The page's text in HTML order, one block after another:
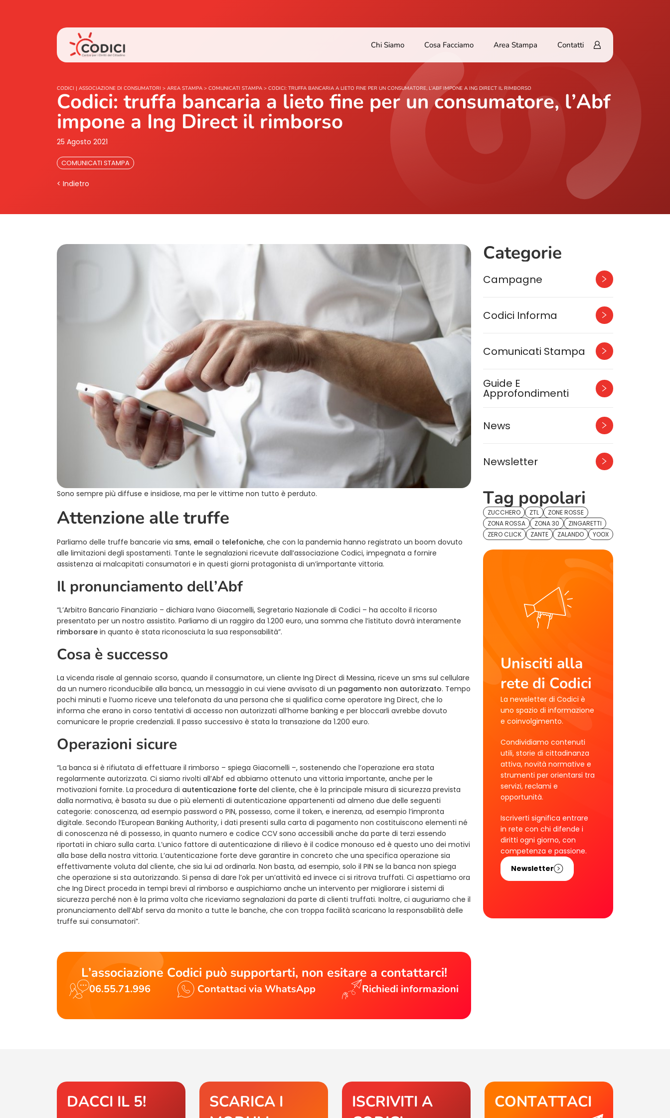
Chi Siamo Cosa Facciamo Area Stampa Contatti
CODICI | ASSOCIAZIONE DI CONSUMATORI > AREA STAMPA > COMUNICATI STAMPA > CODICI: TRUFFA BANCARIA A LIETO FINE PER UN CONSUMATORE, L’ABF IMPONE A ING DIRECT IL RIMBORSO
Codici: truffa bancaria a lieto fine per un consumatore, l’Abf
impone a Ing Direct il rimborso
25 Agosto 2021
COMUNICATI STAMPA
< Indietro
Sono sempre più diffuse e insidiose, ma per le vittime non tutto è perduto.
Attenzione alle truffe
Parliamo delle truffe bancarie via sms, email o telefoniche, che con la pandemia hanno registrato un boom dovuto
alle limitazioni degli spostamenti. Tante le segnalazioni ricevute dall’associazione Codici, impegnata a fornire
assistenza ai malcapitati consumatori e in questi giorni protagonista di un’importante vittoria.
Il pronunciamento dell’Abf
“L’Arbitro Bancario Finanziario – dichiara Ivano Giacomelli, Segretario Nazionale di Codici – ha accolto il ricorso
presentato per un nostro assistito. Parliamo di un raggiro da 1.200 euro, una somma che l’istituto dovrà interamente
rimborsare in quanto è stata riconosciuta la sua responsabilità”.
Cosa è successo
La vicenda risale al gennaio scorso, quando il consumatore, un cliente Ing Direct di Messina, riceve un sms sul cellulare
da un numero riconducibile alla banca, un messaggio in cui viene avvisato di un pagamento non autorizzato. Tempo
pochi minuti e l’uomo riceve una telefonata da una persona che si qualifica come operatore Ing Direct, che lo
informa che erano in corso tentativi di accesso non autorizzati all’home banking e per bloccarli avrebbe dovuto
comunicare le proprie credenziali. Il passo successivo è stata la transazione da 1.200 euro.
Operazioni sicure
“La banca si è rifiutata di effettuare il rimborso – spiega Giacomelli –, sostenendo che l’operazione era stata
regolarmente autorizzata. Ci siamo rivolti all’Abf ed abbiamo ottenuto una vittoria importante, anche per le
motivazioni fornite. La procedura di autenticazione forte del cliente, che è la principale misura di sicurezza prevista
dalla normativa, è basata su due o più elementi di autenticazione appartenenti ad almeno due delle seguenti
categorie: conoscenza, ad esempio password o PIN, possesso, come il token, e inerenza, ad esempio l’impronta
digitale. Secondo l’European Banking Authority, i dati presenti sulla carta di pagamento non costituiscono elementi né
di conoscenza né di possesso, in quanto numero e codice CCV sono accessibili anche da parte di terzi essendo
riportati in chiaro sulla carta. L’unico fattore di autenticazione di rilievo è il codice monouso ed è questo uno dei motivi
alla base della nostra vittoria. L’autenticazione forte deve garantire in concreto che una specifica operazione sia
effettivamente voluta dal cliente, che sia lui ad ordinarla. Non basta, ad esempio, solo il PIN se la banca non spiega
che operazione si sta autorizzando. Si pensa di dare l’ok per un’attività ed invece ci si ritrova truffati. Ci aspettiamo ora
che Ing Direct proceda in tempi brevi al rimborso e auspichiamo anche un intervento per migliorare i sistemi di
sicurezza perché non è la prima volta che riceviamo segnalazioni da parte di clienti truffati. Inoltre, ci auguriamo che il
pronunciamento dell’Abf serva da monito a tutte le banche, che con troppa facilità scaricano la responsabilità delle
truffe sui consumatori”.
L’associazione Codici può supportarti, non esitare a contattarci!
06.55.71.996 Contattaci via WhatsApp Richiedi informazioni
Categorie
Campagne
Codici Informa
Comunicati Stampa
Guide E
Approfondimenti
News
Newsletter
Tag popolari
ZUCCHERO ZTL
ZONE ROSSE
ZONA ROSSA
ZONA 30
ZINGARETTI
ZERO CLICK
ZANTE ZALANDO YOOX
Unisciti alla
rete di Codici
La newsletter di Codici è
uno spazio di informazione
e coinvolgimento.
Condividiamo contenuti
utili, storie di cittadinanza
attiva, novità normative e
strumenti per orientarsi tra
servizi, reclami e
opportunità.
Iscriverti significa entrare
in rete con chi difende i
diritti ogni giorno, con
competenza e passione.
Newsletter
DACCI IL 5!
SCARICA I
ISCRIVITI A
CONTATTACI